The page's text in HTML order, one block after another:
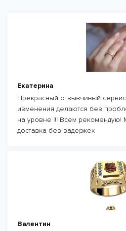
Екатерина
Прекрасный отзывчивый
изменения делаются без
на уровне !!! Всем рекомендую!
доставка без задержек
Валентин